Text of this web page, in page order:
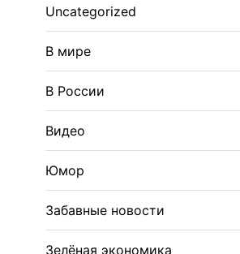
Uncategorized
В мире
В России
Видео
Юмор
Забавные новости
Зелёная экономика